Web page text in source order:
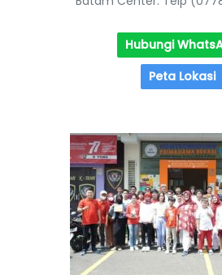
Hubungi
Peta Lokasi